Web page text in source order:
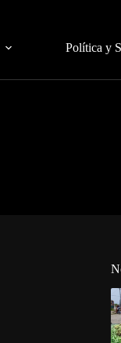
Política y